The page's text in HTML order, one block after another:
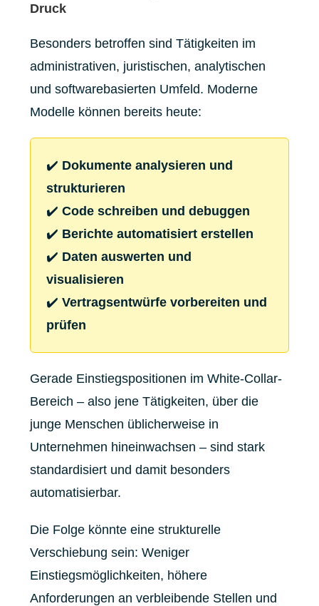
Druck
Besonders betroffen sind Tätigkeiten im
administrativen, juristischen, analytischen
und softwarebasierten Umfeld. Moderne
Modelle können bereits heute:
✔️ Dokumente analysieren und
strukturieren
✔️Code schreiben und debuggen
✔️ Berichte automatisiert erstellen
✔️ Daten auswerten und
visualisieren
✔️Vertragsentwürfe vorbereiten und
prüfen
Gerade Einstiegspositionen im White-Collar-
Bereich – also jene Tätigkeiten, über die
junge Menschen üblicherweise in
Unternehmen hineinwachsen – sind stark
standardisiert und damit besonders
automatisierbar.
Die Folge könnte eine strukturelle
Verschiebung sein: Weniger
Einstiegsmöglichkeiten, höhere
Anforderungen an verbleibende Stellen und